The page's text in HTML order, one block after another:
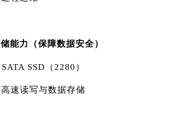
能力（保障数据安全）
SSD（2280）
速读写与数据存储